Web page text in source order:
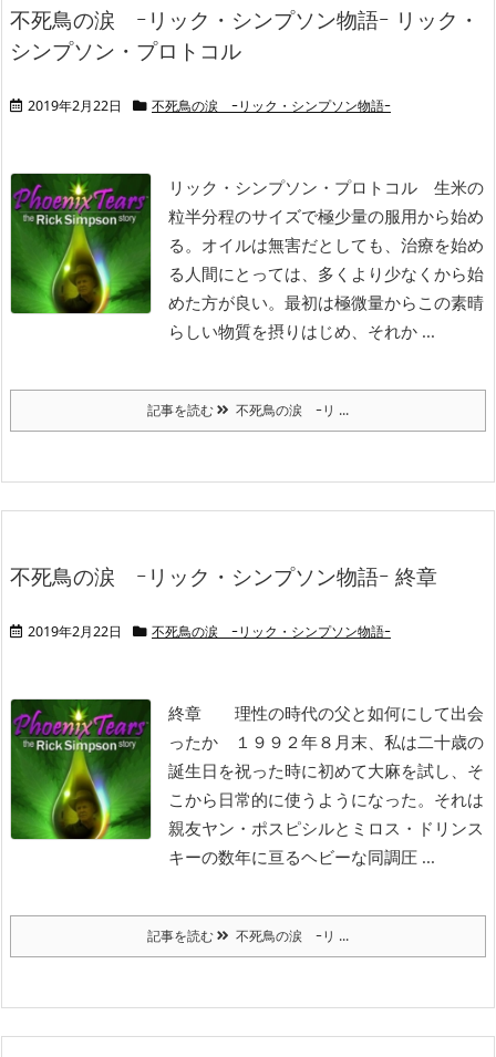
不死鳥の涙 ｰリック・シンプソン物語ｰ リック・
シンプソン・プロトコル
2019年2月22日 不死鳥の涙 ｰリック・シンプソン物語ｰ
リック・シンプソン・プロトコル 生米の
粒半分程のサイズで極少量の服用から始め
る。オイルは無害だとしても、治療を始め
る人間にとっては、多くより少なくから始
めた方が良い。最初は極微量からこの素晴
らしい物質を摂りはじめ、それか ...
記事を読む 不死鳥の涙 ｰリ ...
不死鳥の涙 ｰリック・シンプソン物語ｰ 終章
2019年2月22日 不死鳥の涙 ｰリック・シンプソン物語ｰ
終章 理性の時代の父と如何にして出会
ったか １９９２年８月末、私は二十歳の
誕生日を祝った時に初めて大麻を試し、そ
こから日常的に使うようになった。それは
親友ヤン・ポスピシルとミロス・ドリンス
キーの数年に亘るヘビーな同調圧 ...
記事を読む 不死鳥の涙 ｰリ ...